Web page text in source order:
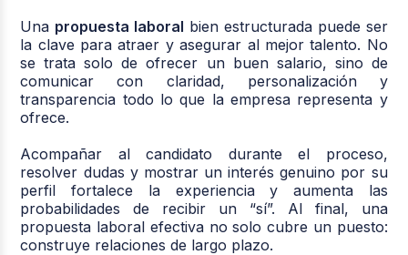
Una propuesta laboral bien estructurada puede ser
la clave para atraer y asegurar al mejor talento. No
se trata solo de ofrecer un buen salario, sino de
comunicar con claridad, personalización y
transparencia todo lo que la empresa representa y
ofrece.
Acompañar al candidato durante el proceso,
resolver dudas y mostrar un interés genuino por su
perfil fortalece la experiencia y aumenta las
probabilidades de recibir un “sí”. Al final, una
propuesta laboral efectiva no solo cubre un puesto:
construye relaciones de largo plazo.